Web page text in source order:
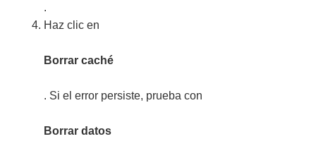
.
Haz clic en
Borrar caché
. Si el error persiste, prueba con
Borrar datos